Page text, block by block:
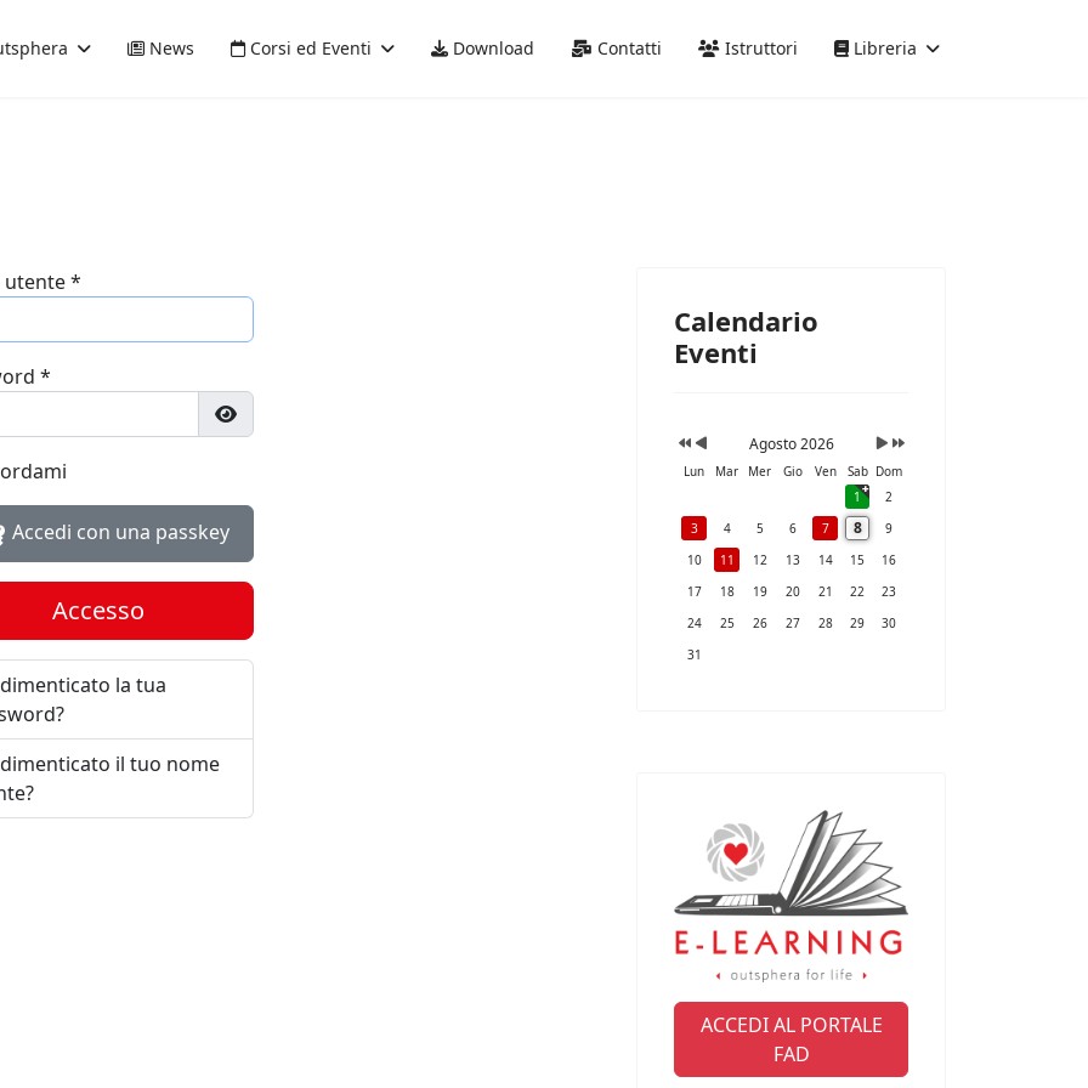
News Corsi ed Eventi Download Contatti Istruttori Libreria
utente*
*
Mostra password
Accedi con una passkey
Accesso
la tua
il tuo nome
Calendario
Eventi
Agosto 2026
Lun Mar Mer Gio Ven Sab Dom
1
2
3
4 5 6 7 8
9
10
11 12 13 14 15
16
17
18 19 20 21 22
23
24
25 26 27 28 29
30
31
ACCEDI AL PORTALE
FAD